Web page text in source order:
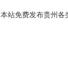
本站免费发布贵州各